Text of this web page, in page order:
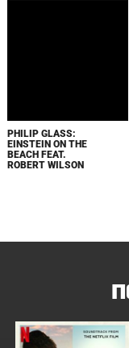
PHILIP GLASS:
EINSTEIN ON THE
BEACH FEAT.
ROBERT WILSON